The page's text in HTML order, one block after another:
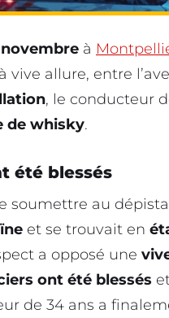
à
à vive allure, entre
, le conducteur
de whisky.
été blessés
soumettre au
et se trouvait en
a opposé une
ont été blessés
de 34 ans a